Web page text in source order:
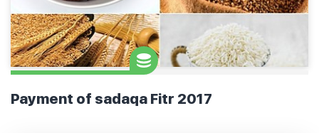
Payment of sadaqa Fitr 2017